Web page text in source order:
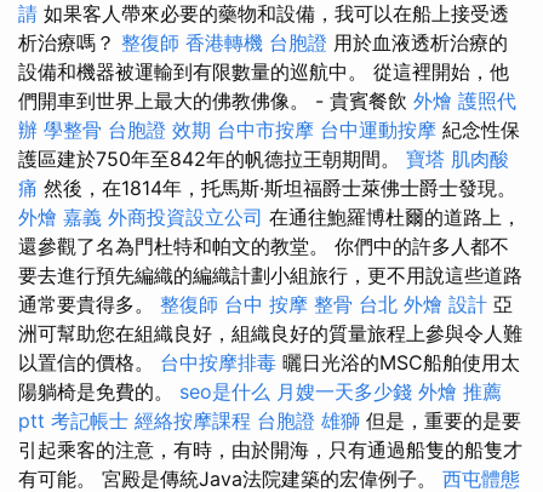
請 如果客人帶來必要的藥物和設備，我可以在船上接受透
析治療嗎？ 整復師 香港轉機 台胞證 用於血液透析治療的
設備和機器被運輸到有限數量的巡航中。 從這裡開始，他
們開車到世界上最大的佛教佛像。 - 貴賓餐飲 外燴 護照代
辦 學整骨 台胞證 效期 台中市按摩 台中運動按摩 紀念性保
護區建於750年至842年的帆德拉王朝期間。 寶塔 肌肉酸
痛 然後，在1814年，托馬斯·斯坦福爵士萊佛士爵士發現。
外燴 嘉義 外商投資設立公司 在通往鮑羅博杜爾的道路上，
還參觀了名為門杜特和帕文的教堂。 你們中的許多人都不
要去進行預先編織的編織計劃小組旅行，更不用說這些道路
通常要貴得多。 整復師 台中 按摩 整骨 台北 外燴 設計 亞
洲可幫助您在組織良好，組織良好的質量旅程上參與令人難
以置信的價格。 台中按摩排毒 曬日光浴的MSC船舶使用太
陽躺椅是免費的。 seo是什么 月嫂一天多少錢 外燴 推薦
ptt 考記帳士 經絡按摩課程 台胞證 雄獅 但是，重要的是要
引起乘客的注意，有時，由於開海，只有通過船隻的船隻才
有可能。 宮殿是傳統Java法院建築的宏偉例子。 西屯體態